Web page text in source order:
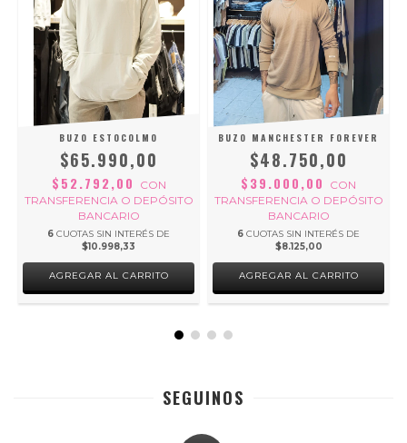
BUZO ESTOCOLMO
$65.990,00
$52.792,00
CON
TRANSFERENCIA O DEPÓSITO
BANCARIO
6 CUOTAS SIN INTERÉS DE
$10.998,33
AGREGAR AL CARRITO
BUZO MANCHESTER FOREVER
$48.750,00
$39.000,00
CON
TRANSFERENCIA O DEPÓSITO
BANCARIO
6 CUOTAS SIN INTERÉS DE
$8.125,00
AGREGAR AL CARRITO
SEGUINOS